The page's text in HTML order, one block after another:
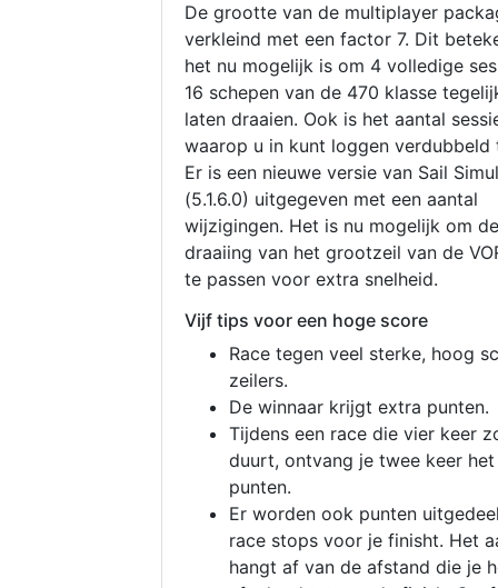
De grootte van de multiplayer
verkleind met een factor 7. Dit
het nu mogelijk is om 4 volledige
16 schepen van de 470 klasse
laten draaien. Ook is het aantal
waarop u in kunt loggen verdubbeld
Er is een nieuwe versie van Sail
(5.1.6.0) uitgegeven met een aantal
wijzigingen. Het is nu mogelijk om de
draaiing van het grootzeil van de
te passen voor extra snelheid.
Vijf tips voor een hoge score
Race tegen veel sterke, hoog
zeilers.
De winnaar krijgt extra punten.
Tijdens een race die vier keer
duurt, ontvang je twee keer
punten.
Er worden ook punten
race stops voor je finisht. Het
hangt af van de afstand die je